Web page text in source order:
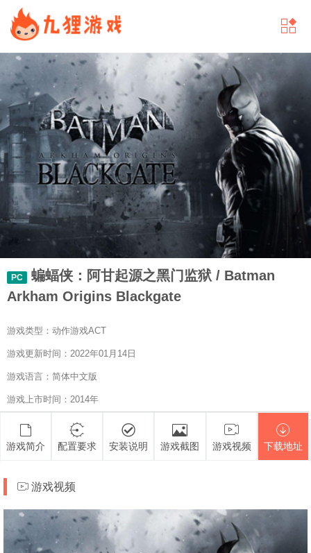
PC
蝙蝠侠：阿甘起源之黑门监狱 / Batman
Arkham Origins Blackgate
游戏类型：动作游戏ACT
游戏更新时间：2022年01月14日
游戏语言：简体中文版
游戏上市时间：2014年
游戏简介 配置要求 安装说明 游戏截图 游戏视频 下载地址
游戏视频